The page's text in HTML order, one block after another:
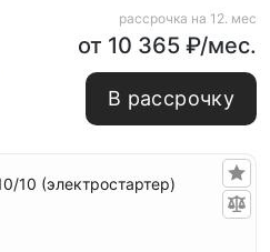
рассрочка на 12. мес
от 10 365 ₽/мес.
В рассрочку